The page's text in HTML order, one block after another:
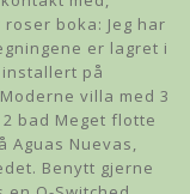
boka: Jeg har
er lagret i
installert på
villa med 3
bad Meget flotte
Aguas Nuevas,
Benytt gjerne